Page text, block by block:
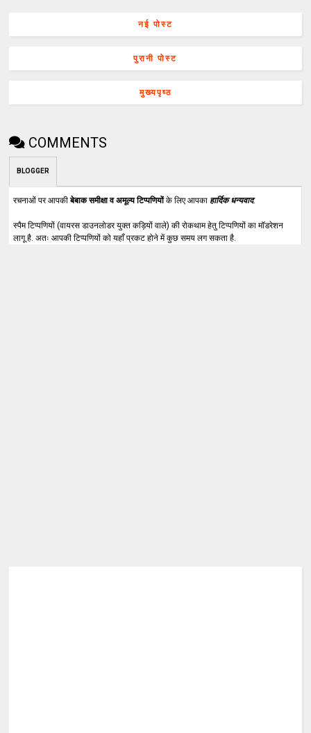
नई पोस्ट
पुरानी पोस्ट
मुख्यपृष्ठ
COMMENTS
BLOGGER
रचनाओं पर आपकीबेबाक समीक्षा व अमूल्य टिप्पणियोंके लिए आपका हार्दिक धन्यवाद.
स्पैम टिप्पणियों (वायरस डाउनलोडर युक्त कड़ियों वाले) की रोकथाम हेतु टिप्पणियों का मॉडरेशन
लागू है. अतः आपकी टिप्पणियों को यहाँ प्रकट होने में कुछ समय लग सकता है.